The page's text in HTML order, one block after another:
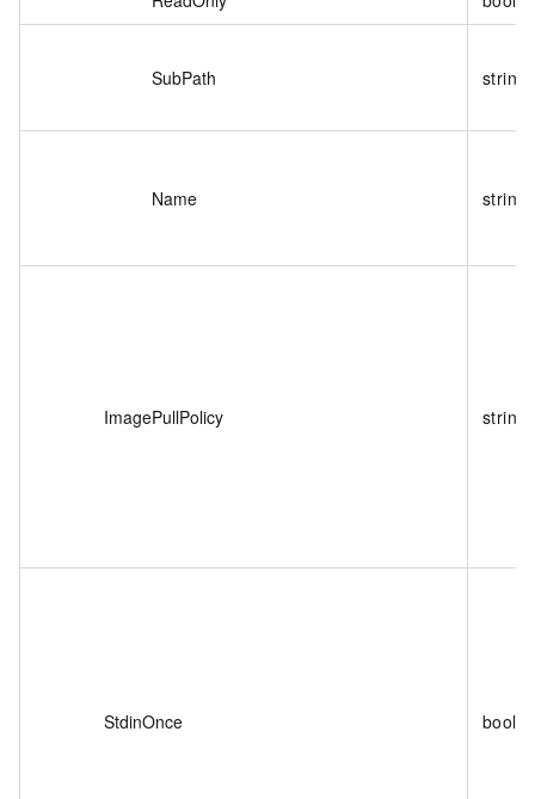
SubPath string
Name string
ImagePullPolicy string
StdinOnce